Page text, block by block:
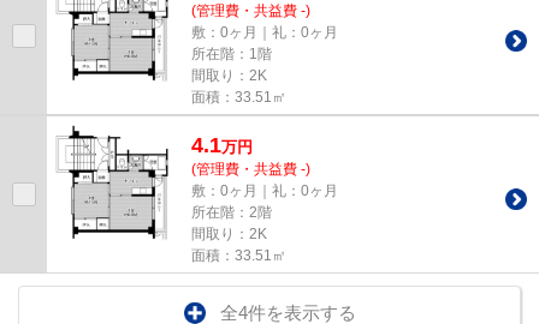
(管理費・共益費 -)
敷：0ヶ月｜礼：0ヶ月
所在階：1階
間取り：2K
面積：33.51㎡
4.1万円
(管理費・共益費 -)
敷：0ヶ月｜礼：0ヶ月
所在階：2階
間取り：2K
面積：33.51㎡
全4件を表示する